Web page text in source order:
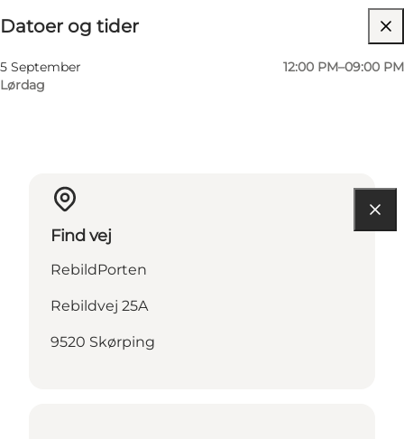
Datoer og tider
5 September
Lørdag
12:00 PM–09:00 PM
Besøg hjemmeside
Find vej
RebildPorten
Rebildvej 25A
9520 Skørping